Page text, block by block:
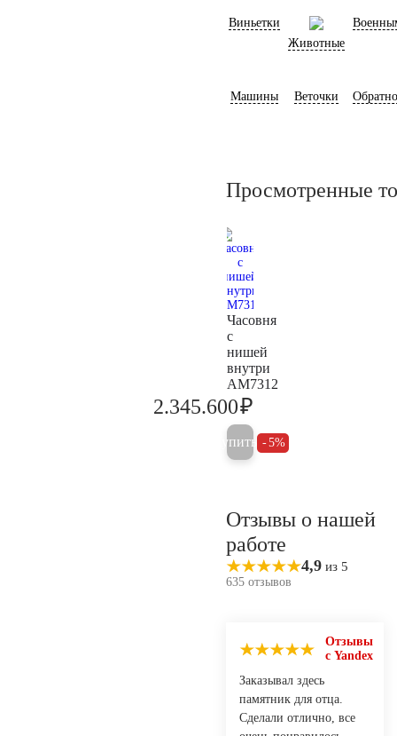
Виньетки
Животные
Машины Веточки
Просмотренные
Часовня
с
нишей
внутри
AM7312
2.345.600₽
Купить 5%
Отзывы о нашей
работе
4,9 из 5
635 отзывов
Отзывы
с Yandex
Заказывал здесь
памятник для отца.
Сделали отлично, все